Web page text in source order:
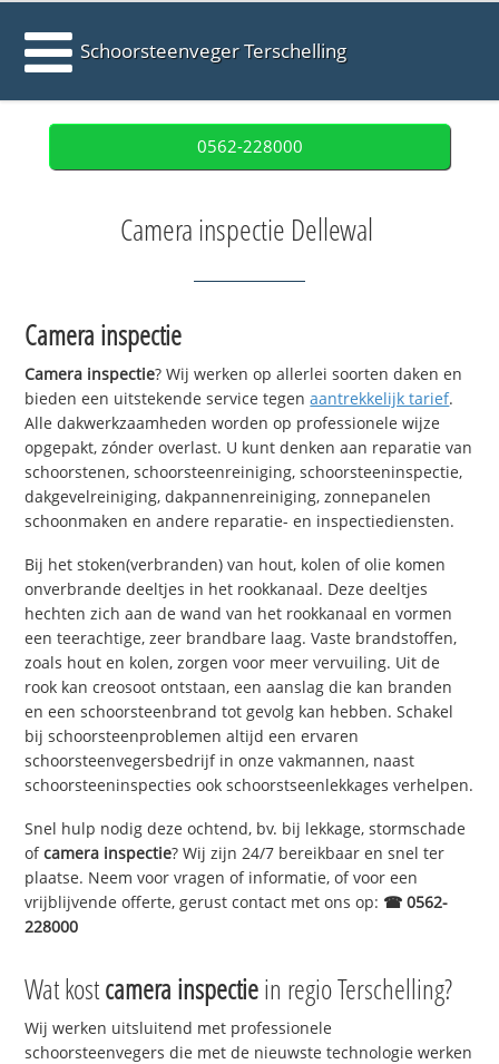
Schoorsteenveger Terschelling
0562-228000
Camera inspectie Dellewal
Camera inspectie
Camera inspectie? Wij werken op allerlei soorten daken en
bieden een uitstekende service tegenaantrekkelijk tarief.
Alle dakwerkzaamheden worden op professionele wijze
opgepakt, zónder overlast. U kunt denken aan reparatie van
schoorstenen, schoorsteenreiniging, schoorsteeninspectie,
dakgevelreiniging, dakpannenreiniging, zonnepanelen
schoonmaken en andere reparatie- en inspectiediensten.
Bij het stoken(verbranden) van hout, kolen of olie komen
onverbrande deeltjes in het rookkanaal. Deze deeltjes
hechten zich aan de wand van het rookkanaal en vormen
een teerachtige, zeer brandbare laag. Vaste brandstoffen,
zoals hout en kolen, zorgen voor meer vervuiling. Uit de
rook kan creosoot ontstaan, een aanslag die kan branden
en een schoorsteenbrand tot gevolg kan hebben. Schakel
bij schoorsteenproblemen altijd een ervaren
schoorsteenvegersbedrijf in onze vakmannen, naast
schoorsteeninspecties ook schoorstseenlekkages verhelpen.
Snel hulp nodig deze ochtend, bv. bij lekkage, stormschade
ofcamera inspectie? Wij zijn 24/7 bereikbaar en snel ter
plaatse. Neem voor vragen of informatie, of voor een
vrijblijvende offerte, gerust contact met ons op: ☎ 0562-
228000
Wat kostcamera inspectiein regio Terschelling?
Wij werken uitsluitend met professionele
schoorsteenvegers die met de nieuwste technologie werken